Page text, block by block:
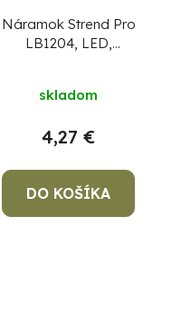
Náramok Strend Pro
LB1204, LED,
CENA ZA 1 KS,
skladom
4,27 €
DO KOŠÍKA